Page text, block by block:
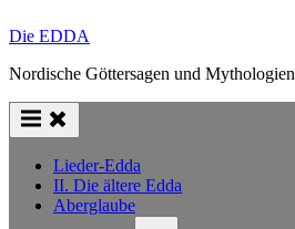
Die EDDA
Nordische Göttersagen und Mythologien
Lieder-Edda
II. Die ältere Edda
Aberglaube